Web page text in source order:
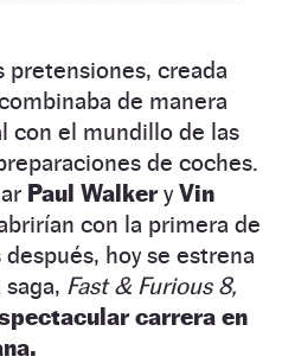
pretensiones, creada
de manera
con el mundillo de las
de coches.
Paul WalkeryVin
con la primera de
hoy se estrena
Fast & Furious 8,
carrera en